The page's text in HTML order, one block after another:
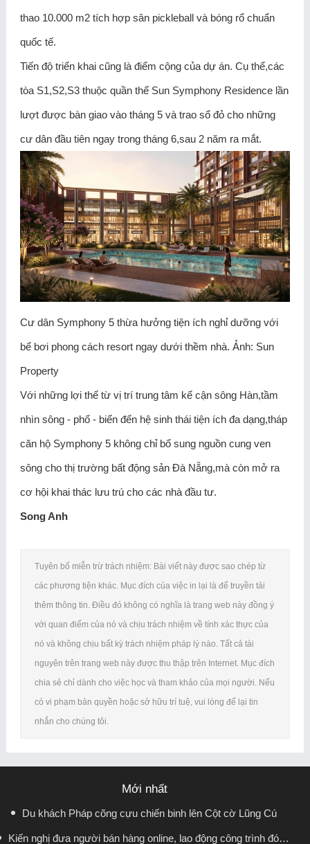
thao 10.000 m2 tích hợp sân pickleball và bóng rổ chuẩn
quốc tế.
Tiến độ triển khai cũng là điểm cộng của dự án. Cụ thể,các
tòa S1,S2,S3 thuộc quần thể Sun Symphony Residence lần
lượt được bàn giao vào tháng 5 và trao sổ đỏ cho những
cư dân đầu tiên ngay trong tháng 6,sau 2 năm ra mắt.
Cư dân Symphony 5 thừa hưởng tiện ích nghỉ dưỡng với
bể bơi phong cách resort ngay dưới thềm nhà. Ảnh: Sun
Property
Với những lợi thế từ vị trí trung tâm kế cận sông Hàn,tầm
nhìn sông - phố - biển đến hệ sinh thái tiện ích đa dạng,tháp
căn hộ Symphony 5 không chỉ bổ sung nguồn cung ven
sông cho thị trường bất động sản Đà Nẵng,mà còn mở ra
cơ hội khai thác lưu trú cho các nhà đầu tư.
Song Anh
Tuyên bố miễn trừ trách nhiệm: Bài viết này được sao chép từ
các phương tiện khác. Mục đích của việc in lại là để truyền tải
thêm thông tin. Điều đó không có nghĩa là trang web này đồng ý
với quan điểm của nó và chịu trách nhiệm về tính xác thực của
nó và không chịu bất kỳ trách nhiệm pháp lý nào. Tất cả tài
nguyên trên trang web này được thu thập trên Internet. Mục đích
chia sẻ chỉ dành cho việc học và tham khảo của mọi người. Nếu
có vi phạm bản quyền hoặc sở hữu trí tuệ, vui lòng để lại tin
nhắn cho chúng tôi.
Mới nhất
Du khách Pháp cõng cựu chiến binh lên Cột cờ Lũng Cú
Kiến nghị đưa người bán hàng online, lao động công trình đóng